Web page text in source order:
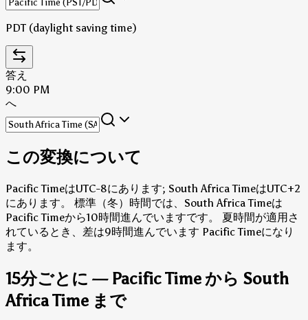
PDT (daylight saving time)
答え
9:00 PM
へ
この変換について
Pacific TimeはUTC-8にあります; South Africa TimeはUTC+2
にあります。
標準（冬）時間では、South Africa Timeは
Pacific Timeから10時間進んでいますです。
夏時間が適用さ
れているとき、差は9時間進んでいます Pacific Timeになり
ます。
15分ごとに — Pacific Time から South
Africa Time まで